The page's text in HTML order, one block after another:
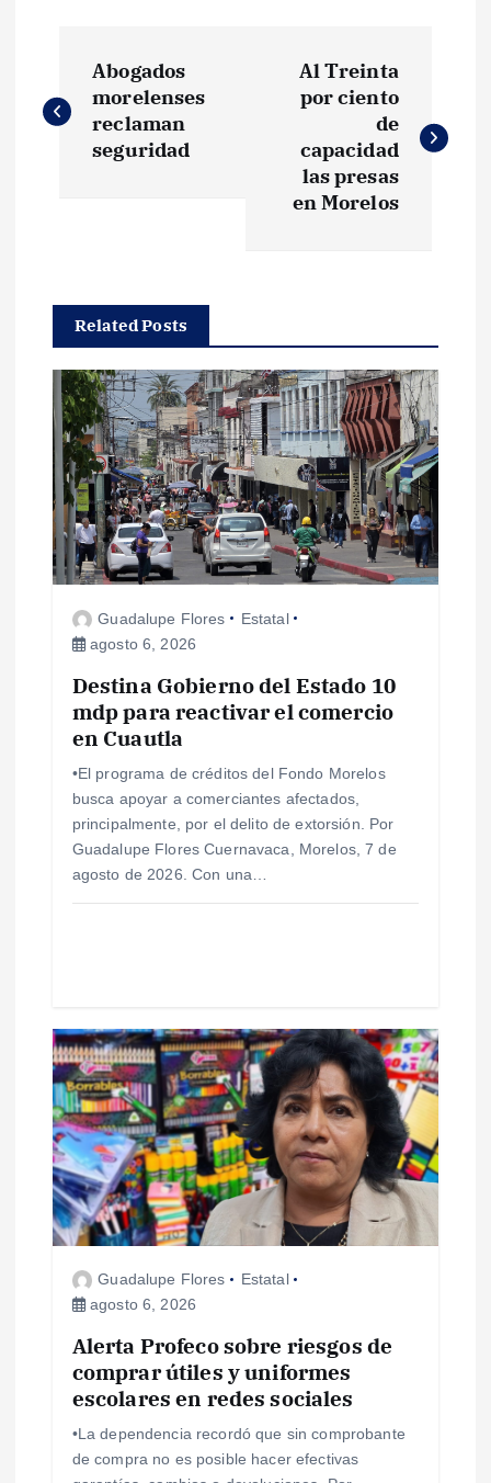
a
a
c
ó
n
d
a
s
Abogados
morelenses
reclaman
seguridad
Al Treinta
por ciento
de
capacidad
las presas
en Morelos
Related Posts
Guadalupe Flores
Estatal
agosto 6, 2026
Destina Gobierno del Estado 10
mdp para reactivar el comercio
en Cuautla
•El programa de créditos del Fondo Morelos
busca apoyar a comerciantes afectados,
principalmente, por el delito de extorsión. Por
Guadalupe Flores Cuernavaca, Morelos, 7 de
agosto de 2026. Con una…
Guadalupe Flores
Estatal
agosto 6, 2026
Alerta Profeco sobre riesgos de
comprar útiles y uniformes
escolares en redes sociales
•La dependencia recordó que sin comprobante
de compra no es posible hacer efectivas